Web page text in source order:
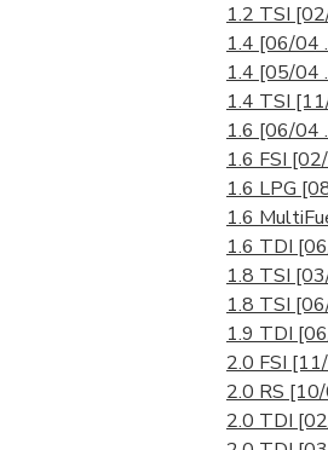
1.2 TSI
1.4 [06/04
1.4 [05/04
1.4 TSI
1.6 [06/04
1.6 FSI
1.6 LPG
1.6
1.6 TDI
1.8 TSI
1.8 TSI
1.9 TDI
2.0 FSI
2.0 RS
2.0 TDI